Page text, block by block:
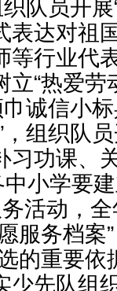
织队员开
表达对祖
等行业代
“热爱劳
巾诚信小
，组织队
习功课、
小学要
活动，
服务档
的重要依
少先队组